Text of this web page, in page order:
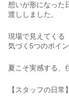
想いが形になった
渡ししました。
現場で見えてくる
気づく5つのポイン
夏こそ実感する、
【スタッフの日